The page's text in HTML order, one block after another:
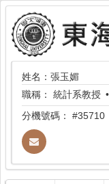
姓名：張玉媚
職稱： 統計系教授
分機號碼： #35710